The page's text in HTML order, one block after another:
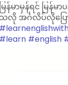
ြန်မာမှန်ရင် မြန်
လို အင်္ဂလိပ်လိုပြေ
#english